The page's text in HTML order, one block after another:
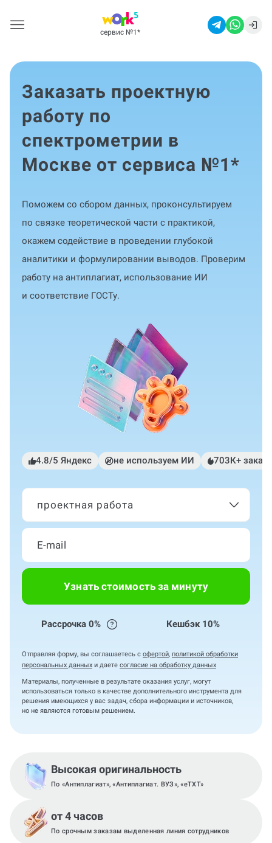
сервис №1 *
Заказать проектную
работу по
спектрометрии в
Москве от сервиса №1*
Поможем со сбором данных, проконсультируем
по связке теоретической части с практикой,
окажем содействие в проведении глубокой
аналитики и формулировании выводов. Проверим
работу на антиплагиат, использование ИИ
и соответствие ГОСТу.
4.8/5 Яндекс не используем ИИ 703К+
проектная работа
Узнать стоимость за минуту
Рассрочка 0% Кешбэк 10%
Отправляя форму, вы соглашаетесь с офертой, политикой обработки
персональных данных и даете согласие на обработку данных
Материалы, полученные в результате оказания услуг, могут
использоваться только в качестве дополнительного инструмента для
решения имеющихся у вас задач, сбора информации и источников,
но не являются готовым решением.
Высокая оригинальность
По «Антиплагиат», «Антиплагиат. ВУЗ», «eTXT»
от 4 часов
По срочным заказам выделенная линия сотрудников